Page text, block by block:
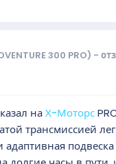
300 PRO) -
наХ-Моторс
трансмиссией